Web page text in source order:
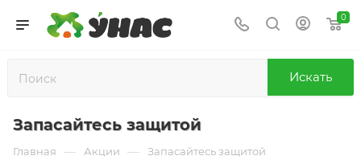
0
Искать
Запасайтесь защитой
Главная — Акции — Запасайтесь защитой